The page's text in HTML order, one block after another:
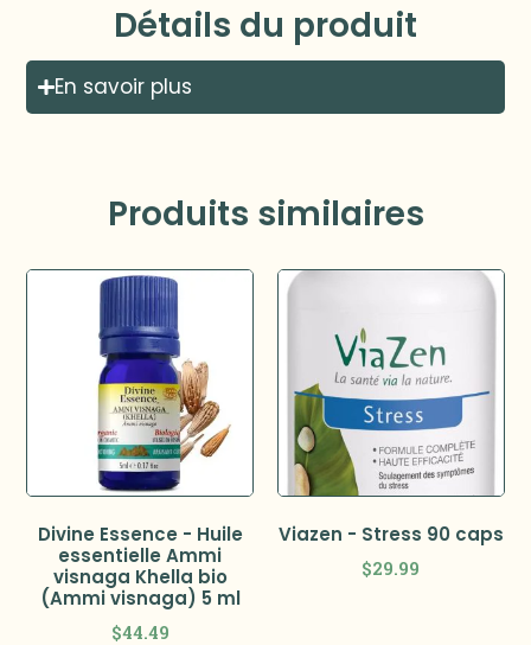
Détails du produit
En savoir plus
Produits similaires
Divine Essence - Huile
essentielle Ammi
visnaga Khella bio
(Ammi visnaga) 5 ml
$44.49
Viazen - Stress 90 caps
$29.99